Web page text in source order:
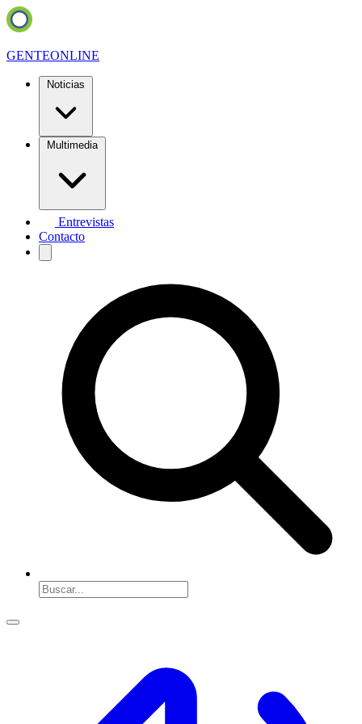
GENTEONLINE
Noticias
Multimedia
Entrevistas
Contacto